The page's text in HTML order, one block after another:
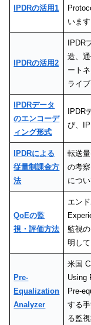
IPDRの活用1
います
IPDRの活用2
IPDR
造、
ート
ライ
IPDRデータ
のエンコーデ
ィング形式
IPDR
び、
IPDRによる
従量制課金方
法
転送
の考
につ
QoEの監
視・評価方法
エン
監視
明して
Pre-
Equalization
Analyzer
米国
Using
Pre-
する
る監